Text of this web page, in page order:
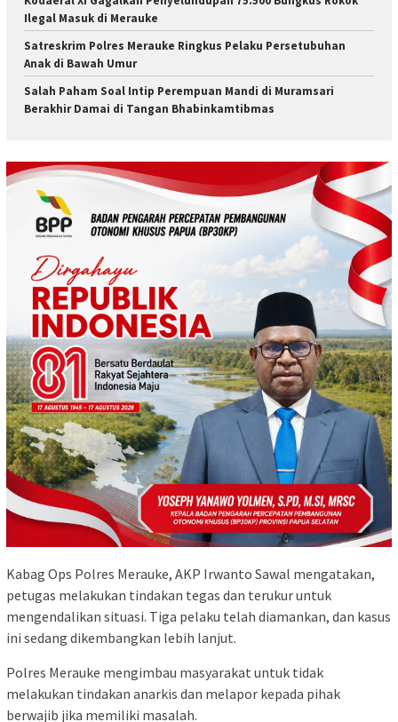
Ilegal Masuk di Merauke
Satreskrim Polres Merauke Ringkus Pelaku Persetubuhan
Anak di Bawah Umur
Salah Paham Soal Intip Perempuan Mandi di Muramsari
Berakhir Damai di Tangan Bhabinkamtibmas
Kabag Ops Polres Merauke, AKP Irwanto Sawal mengatakan,
petugas melakukan tindakan tegas dan terukur untuk
mengendalikan situasi. Tiga pelaku telah diamankan, dan kasus
ini sedang dikembangkan lebih lanjut.
Polres Merauke mengimbau masyarakat untuk tidak
melakukan tindakan anarkis dan melapor kepada pihak
berwajib jika memiliki masalah.